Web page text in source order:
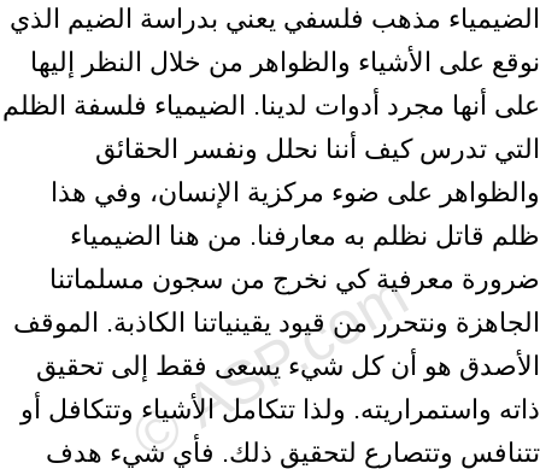
الضيمياء مذهب فلسفي يعني بدراسة الضيم الذي
نوقع على الأشياء والظواهر من خلال النظر إليها
على أنها مجرد أدوات لدينا. الضيمياء فلسفة الظلم
التي تدرس كيف أننا نحلل ونفسر الحقائق
والظواهر على ضوء مركزية الإنسان، وفي هذا
ظلم قاتل نظلم به معارفنا. من هنا الضيمياء
ضرورة معرفية كي نخرج من سجون مسلماتنا
الجاهزة ونتحرر من قيود يقينياتنا الكاذبة. الموقف
الأصدق هو أن كل شيء يسعى فقط إلى تحقيق
ذاته واستمراريته. ولذا تتكامل الأشياء وتتكافل أو
تتنافس وتتصارع لتحقيق ذلك. فأي شيء هدف